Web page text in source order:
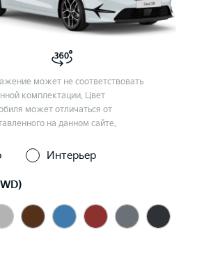
может не соответствовать
комплектации. Цвет
может отличаться от
на данном сайте.
Интерьер